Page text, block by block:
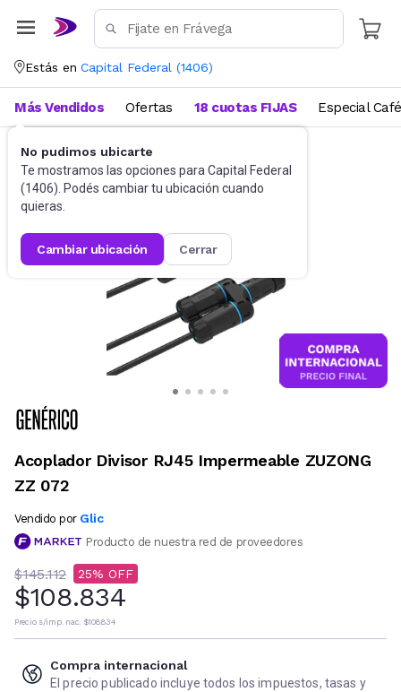
Estás en Capital Federal (1406)
No pudimos ubicarte
Te mostramos las opciones para Capital Federal
(1406). Podés cambiar tu ubicación cuando
quieras.
cambiar ubicación cerrar
Más Vendidos Ofertas 18 cuotas FIJAS Especial Café
Accesorios de Informática
Acoplador Divisor RJ45 Impermeable ZUZONG
ZZ 072
Vendido por Glic
Producto de nuestra red de proveedores
$145.112 25
$108.834
Precio s/imp. nac. $108.834
Compra internacional
El precio publicado incluye todos los impuestos, tasas y